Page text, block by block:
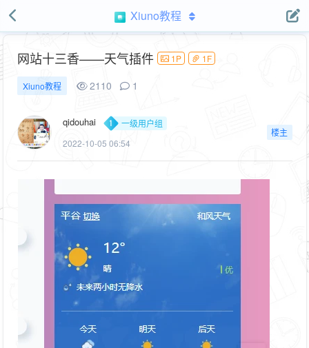
Xiuno教程
网站十三香——天气插件 1P 1F
Xiuno教程 2110 1
qidouhai
一级用户组
2022-10-05 06:54
楼主